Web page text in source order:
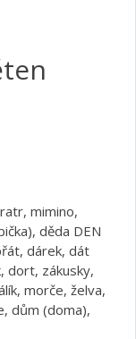
mimino,
děda DEN
dárek, dát
dort, zákusky,
morče, želva,
dům (doma),